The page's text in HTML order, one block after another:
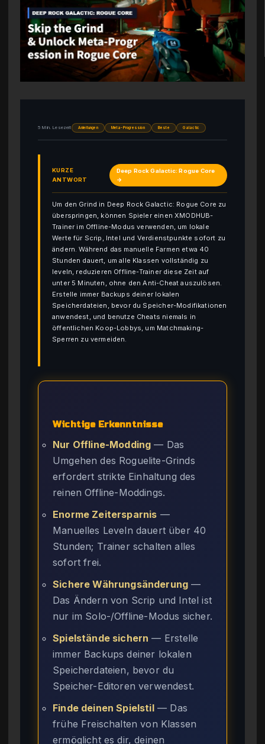
5 Min. Lesezeit Anleitungen Meta-Progression Beste Galactic
KURZE
ANTWORT
Deep Rock Galactic: Rogue Core
→
Um den Grind in Deep Rock Galactic: Rogue Core zu
überspringen, können Spieler einen XMODHUB-
Trainer im Offline-Modus verwenden, um lokale
Werte für Scrip, Intel und Verdienstpunkte sofort zu
ändern. Während das manuelle Farmen etwa 40
Stunden dauert, um alle Klassen vollständig zu
leveln, reduzieren Offline-Trainer diese Zeit auf
unter 5 Minuten, ohne den Anti-Cheat auszulösen.
Erstelle immer Backups deiner lokalen
Speicherdateien, bevor du Speicher-Modifikationen
anwendest, und benutze Cheats niemals in
öffentlichen Koop-Lobbys, um Matchmaking-
Sperren zu vermeiden.
Wichtige Erkenntnisse
Nur Offline-Modding — Das
Umgehen des Roguelite-Grinds
erfordert strikte Einhaltung des
reinen Offline-Moddings.
Enorme Zeitersparnis —
Manuelles Leveln dauert über 40
Stunden; Trainer schalten alles
sofort frei.
Sichere Währungsänderung —
Das Ändern von Scrip und Intel ist
nur im Solo-/Offline-Modus sicher.
Spielstände sichern — Erstelle
immer Backups deiner lokalen
Speicherdateien, bevor du
Speicher-Editoren verwendest.
Finde deinen Spielstil— Das
frühe Freischalten von Klassen
ermöglicht es dir, deinen